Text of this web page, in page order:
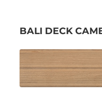
BALI DECK